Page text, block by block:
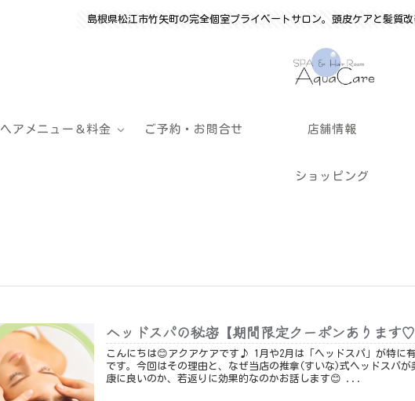
島根県松江市竹矢町の完全個室プライベートサロン。頭皮ケアと髪質
ヘアメニュー＆料金 ご予約・お問合せ 店舗情報
ショッピング
ヘッドスパの秘密【期間限定クーポンあります♡
こんにちは😊アクアケアです♪ 1月や2月は「ヘッドスパ」が特に有効な季節
です。今回はその理由と、なぜ当店の推拿(すいな)式ヘッドスパが
康に良いのか、若返りに効果的なのかお話します😊 ...